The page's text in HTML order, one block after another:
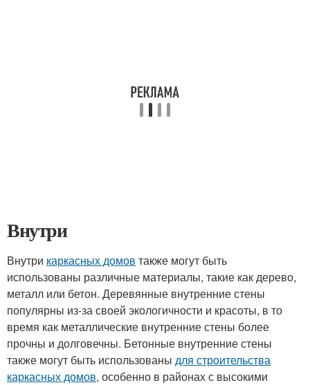
Внутри
Внутри каркасных домов также могут быть
использованы различные материалы, такие как дерево,
металл или бетон. Деревянные внутренние стены
популярны из-за своей экологичности и красоты, в то
время как металлические внутренние стены более
прочны и долговечны. Бетонные внутренние стены
также могут быть использованы для строительства
каркасных домов, особенно в районах с высокими